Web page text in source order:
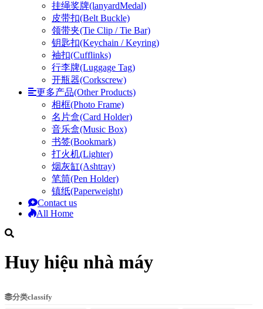
挂绳奖牌(lanyardMedal)
皮带扣(Belt Buckle)
领带夹(Tie Clip / Tie Bar)
钥匙扣(Keychain / Keyring)
袖扣(Cufflinks)
行李牌(Luggage Tag)
开瓶器(Corkscrew)
更多产品(Other Products)
相框(Photo Frame)
名片盒(Card Holder)
音乐盒(Music Box)
书签(Bookmark)
打火机(Lighter)
烟灰缸(Ashtray)
笔筒(Pen Holder)
镇纸(Paperweight)
Contact us
All Home
Huy hiệu nhà máy
分类classify